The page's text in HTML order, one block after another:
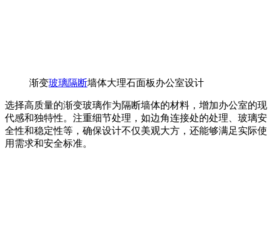
渐变玻璃隔断墙体大理石面板办公室设计
选择高质量的渐变玻璃作为隔断墙体的材料，增加办公室的现
代感和独特性。注重细节处理，如边角连接处的处理、玻璃安
全性和稳定性等，确保设计不仅美观大方，还能够满足实际使
用需求和安全标准。